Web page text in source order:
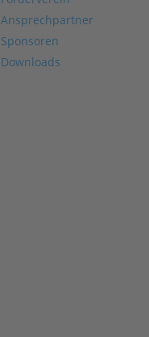
Ansprechpartner
Sponsoren
Downloads